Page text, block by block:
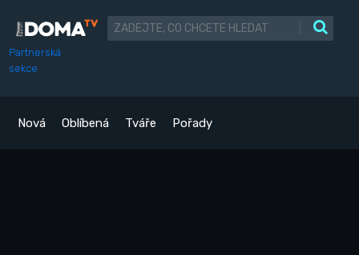
Partnerská
sekce
Nová Oblíbená Tváře Pořady